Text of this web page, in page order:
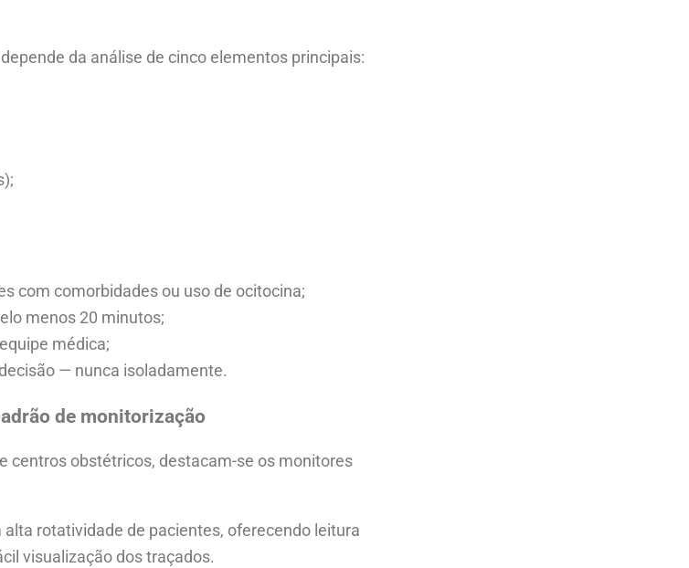
da análise de cinco elementos principais:
com comorbidades ou uso de ocitocina;
menos 20 minutos;
médica;
— nunca isoladamente.
de monitorização
centros obstétricos, destacam-se os monitores
rotatividade de pacientes, oferecendo leitura
visualização dos traçados.